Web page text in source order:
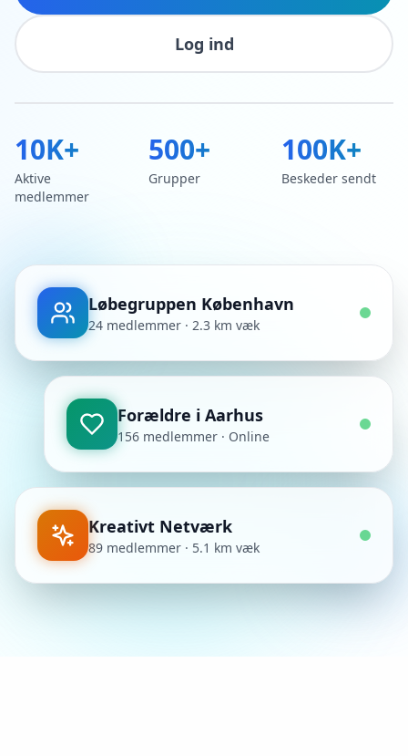
Log ind
10K+
Aktive
medlemmer
500+
Grupper
100K+
Beskeder sendt
Løbegruppen København
24 medlemmer · 2.3 km væk
Forældre i Aarhus
156 medlemmer · Online
Kreativt Netværk
89 medlemmer · 5.1 km væk